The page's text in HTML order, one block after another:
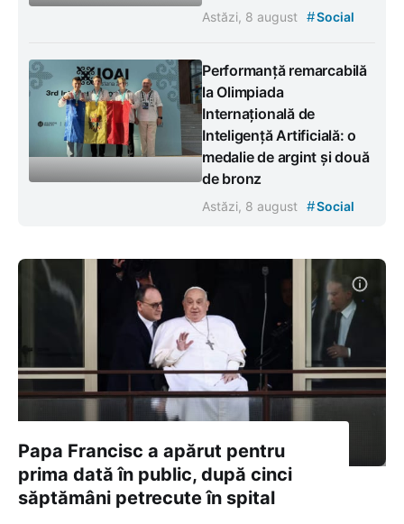
Astăzi, 8 august #Social
Performanță remarcabilă
la Olimpiada
Internațională de
Inteligență Artificială: o
medalie de argint și două
de bronz
Astăzi, 8 august #Social
Papa Francisc a apărut pentru
prima dată în public, după cinci
săptămâni petrecute în spital